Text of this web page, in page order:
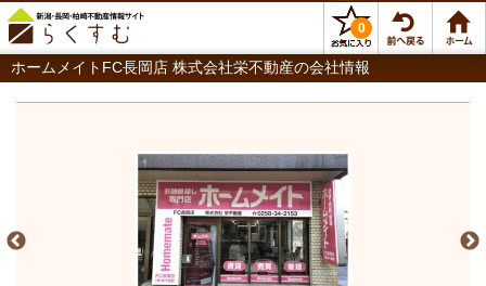
0
ホームメイトFC長岡店 株式会社栄不動産の会社情報